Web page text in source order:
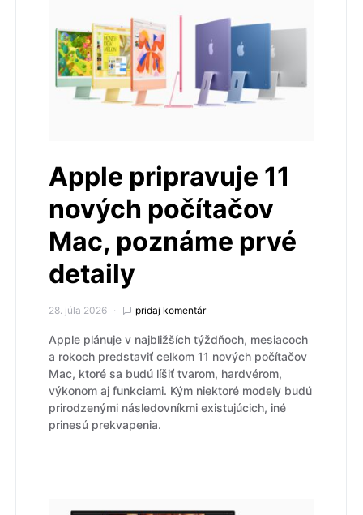
Apple pripravuje 11
nových počítačov
Mac, poznáme prvé
detaily
28. júla 2026 pridaj komentár
Apple plánuje v najbližších týždňoch, mesiacoch
a rokoch predstaviť celkom 11 nových počítačov
Mac, ktoré sa budú líšiť tvarom, hardvérom,
výkonom aj funkciami. Kým niektoré modely budú
prirodzenými následovníkmi existujúcich, iné
prinesú prekvapenia.